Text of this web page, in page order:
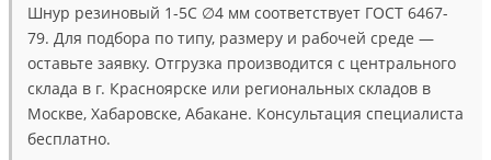
Шнур резиновый 1-5С ∅4 мм соответствует ГОСТ 6467-
79. Для подбора по типу, размеру и рабочей среде —
оставьте заявку. Отгрузка производится с центрального
склада в г. Красноярске или региональных складов в
Москве, Хабаровске, Абакане. Консультация специалиста
бесплатно.